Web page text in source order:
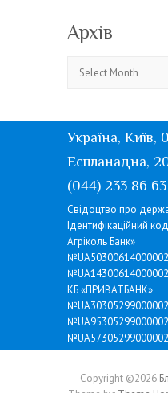
Архів
Україна, Київ,
Еспланадна,
(044) 233 86 63
Свідоцтво про
Ідентифікаційний
Агріколь Банк»
КБ «ПРИВАТБАНК»
Copyright ©2026